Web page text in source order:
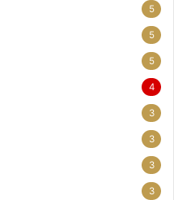
5
5
5
4
3
3
3
3